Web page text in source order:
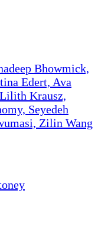
Bhowmick,
Edert, Ava
Krausz,
Seyedeh
Zilin Wang